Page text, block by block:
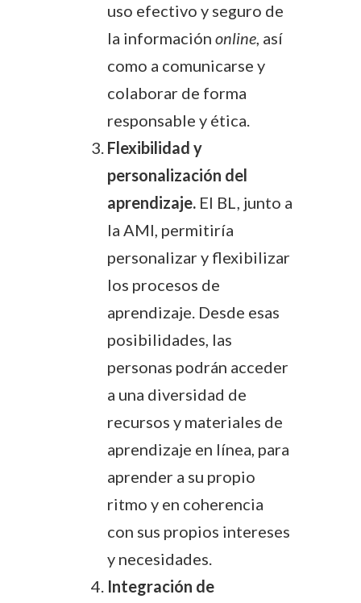
uso efectivo y seguro de
la información online, así
como a comunicarse y
colaborar de forma
responsable y ética.
Flexibilidad y
personalización del
aprendizaje. El BL, junto a
la AMI, permitiría
personalizar y flexibilizar
los procesos de
aprendizaje. Desde esas
posibilidades, las
personas podrán acceder
a una diversidad de
recursos y materiales de
aprendizaje en línea, para
aprender a su propio
ritmo y en coherencia
con sus propios intereses
y necesidades.
Integración de